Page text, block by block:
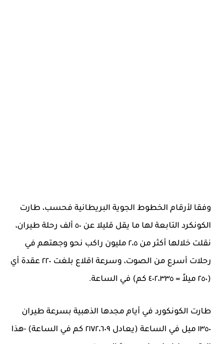
وفقا لأرقام الخطوط الجوية البريطانية فحسب، طارت
الكونكرد التابعة لها ما يقل قليلا عن ٥٠ ألف رحلة طيران،
نقلت خلالها أكثر من ٢،٥ مليون راكب نحو وجهتهم في
رحلات أسرع من الصوت، وسرعة اقلاع بلغت ٢٢٠ عقدة أي
(٢٥٠ ميلاً = ٤٠٢،٣٣٥ كم) في الساعة.
طارت الكونكورد في أيام مجدها الذهبية بسرعة طيران
١٣٥٠ ميل في الساعة (يعادل ٢١٧٢،٦٠٩ كم في الساعة) -هذا